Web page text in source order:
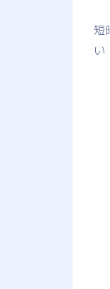
短
い